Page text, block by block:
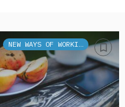
NEW WAYS OF WORKING